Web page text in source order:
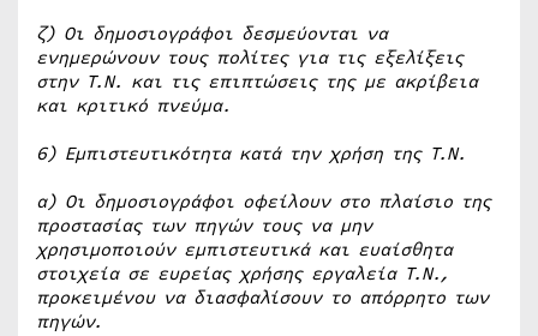
ζ) Οι δημοσιογράφοι δεσμεύονται να
ενημερώνουν τους πολίτες για τις εξελίξεις
στην Τ.Ν. και τις επιπτώσεις της με ακρίβεια
και κριτικό πνεύμα.
6) Εμπιστευτικότητα κατά την χρήση της Τ.Ν.
α) Οι δημοσιογράφοι οφείλουν στο πλαίσιο της
προστασίας των πηγών τους να μην
χρησιμοποιούν εμπιστευτικά και ευαίσθητα
στοιχεία σε ευρείας χρήσης εργαλεία Τ.Ν.,
προκειμένου να διασφαλίσουν το απόρρητο των
πηγών.